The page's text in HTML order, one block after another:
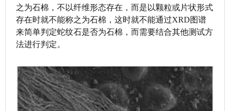
之为石棉，不以纤维形态存在，而是以颗粒或片状形式
存在时就不能称之为石棉，这时就不能通过XRD图谱
来简单判定蛇纹石是否为石棉，而需要结合其他测试方
法进行判定。